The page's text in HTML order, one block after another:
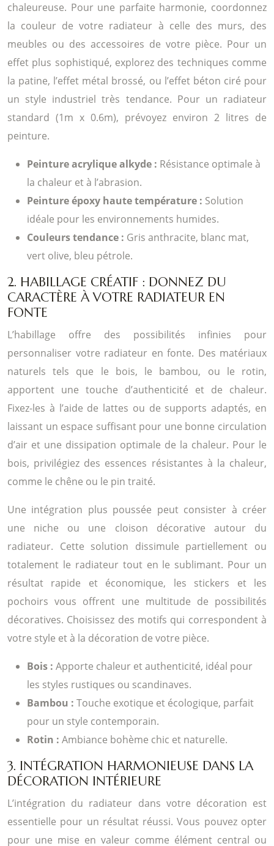
chaleureuse. Pour une parfaite harmonie, coordonnez
la couleur de votre radiateur à celle des murs, des
meubles ou des accessoires de votre pièce. Pour un
effet plus sophistiqué, explorez des techniques comme
la patine, l’effet métal brossé, ou l’effet béton ciré pour
un style industriel très tendance. Pour un radiateur
standard (1m x 0.6m), prévoyez environ 2 litres de
peinture.
Peinture acrylique alkyde : Résistance optimale à
la chaleur et à l’abrasion.
Peinture époxy haute température : Solution
idéale pour les environnements humides.
Couleurs tendance : Gris anthracite, blanc mat,
vert olive, bleu pétrole.
2. HABILLAGE CRÉATIF : DONNEZ DU
CARACTÈRE À VOTRE RADIATEUR EN
FONTE
L’habillage offre des possibilités infinies pour
personnaliser votre radiateur en fonte. Des matériaux
naturels tels que le bois, le bambou, ou le rotin,
apportent une touche d’authenticité et de chaleur.
Fixez-les à l’aide de lattes ou de supports adaptés, en
laissant un espace suffisant pour une bonne circulation
d’air et une dissipation optimale de la chaleur. Pour le
bois, privilégiez des essences résistantes à la chaleur,
comme le chêne ou le pin traité.
Une intégration plus poussée peut consister à créer
une niche ou une cloison décorative autour du
radiateur. Cette solution dissimule partiellement ou
totalement le radiateur tout en le sublimant. Pour un
résultat rapide et économique, les stickers et les
pochoirs vous offrent une multitude de possibilités
décoratives. Choisissez des motifs qui correspondent à
votre style et à la décoration de votre pièce.
Bois : Apporte chaleur et authenticité, idéal pour
les styles rustiques ou scandinaves.
Bambou : Touche exotique et écologique, parfait
pour un style contemporain.
Rotin : Ambiance bohème chic et naturelle.
3. INTÉGRATION HARMONIEUSE DANS LA
DÉCORATION INTÉRIEURE
L’intégration du radiateur dans votre décoration est
essentielle pour un résultat réussi. Vous pouvez opter
pour une mise en valeur comme élément central ou